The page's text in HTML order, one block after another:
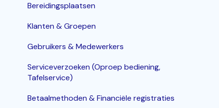
Bereidingsplaatsen
Klanten & Groepen
Gebruikers & Medewerkers
Serviceverzoeken (Oproep bediening,
Tafelservice)
Betaalmethoden & Financiële registraties